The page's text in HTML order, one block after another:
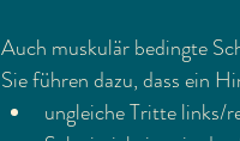
Auch muskulär bedingte
Sie führen dazu, dass ein
ungleiche Tritte links/